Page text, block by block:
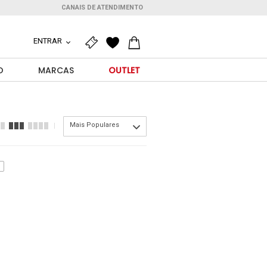
CANAIS DE ATENDIMENTO
ENTRAR
MARCAS OUTLET
Mais Populares